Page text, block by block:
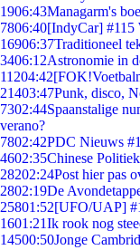
1906:43Managarm's
7806:40[IndyCar] #115
16906:37Traditioneel
3406:12Astronomie in
11204:42
21403:47Punk, disco,
7302:44Spaanstalige
verano?
7802:42PDC Nieuws
4602:35Chinese
28202:24Post hier pas
2802:19De
25801:52[UFO/UAP]
1601:21Ik rook nog
14500:50Jonge